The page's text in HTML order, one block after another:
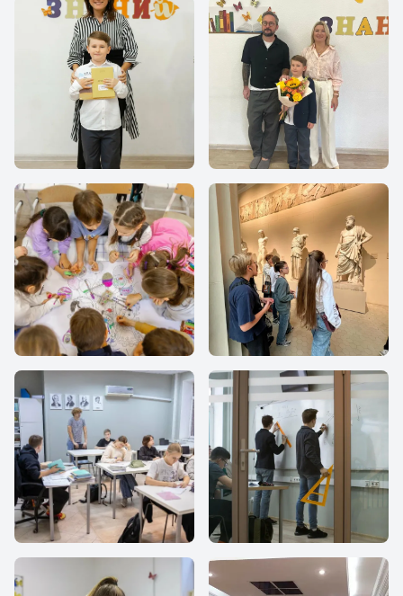
Все Вместе Все Вместе
Все Вместе Все Вместе
Все Вместе Все Вместе